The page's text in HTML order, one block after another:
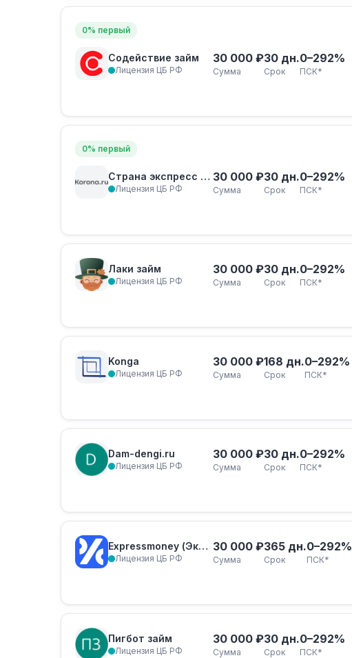
0% первый
Содействие займ
Лицензия ЦБ РФ
30 000 ₽
Сумма
30 дн.
Срок
0–292%
ПСК*
0% первый
Страна экспресс займ
Лицензия ЦБ РФ
30 000 ₽
Сумма
30 дн.
Срок
0–292%
ПСК*
Лаки займ
Лицензия ЦБ РФ
30 000 ₽
Сумма
30 дн.
Срок
0–292%
ПСК*
Konga
Лицензия ЦБ РФ
30 000 ₽
Сумма
168 дн.
Срок
0–292%
ПСК*
Dam-dengi.ru
Лицензия ЦБ РФ
30 000 ₽
Сумма
30 дн.
Срок
0–292%
ПСК*
Expressmoney (Экспресс-Деньги)
Лицензия ЦБ РФ
30 000 ₽
Сумма
365 дн.
Срок
0–292%
ПСК*
Пигбот займ
Лицензия ЦБ РФ
30 000 ₽
Сумма
30 дн.
Срок
0–292%
ПСК*